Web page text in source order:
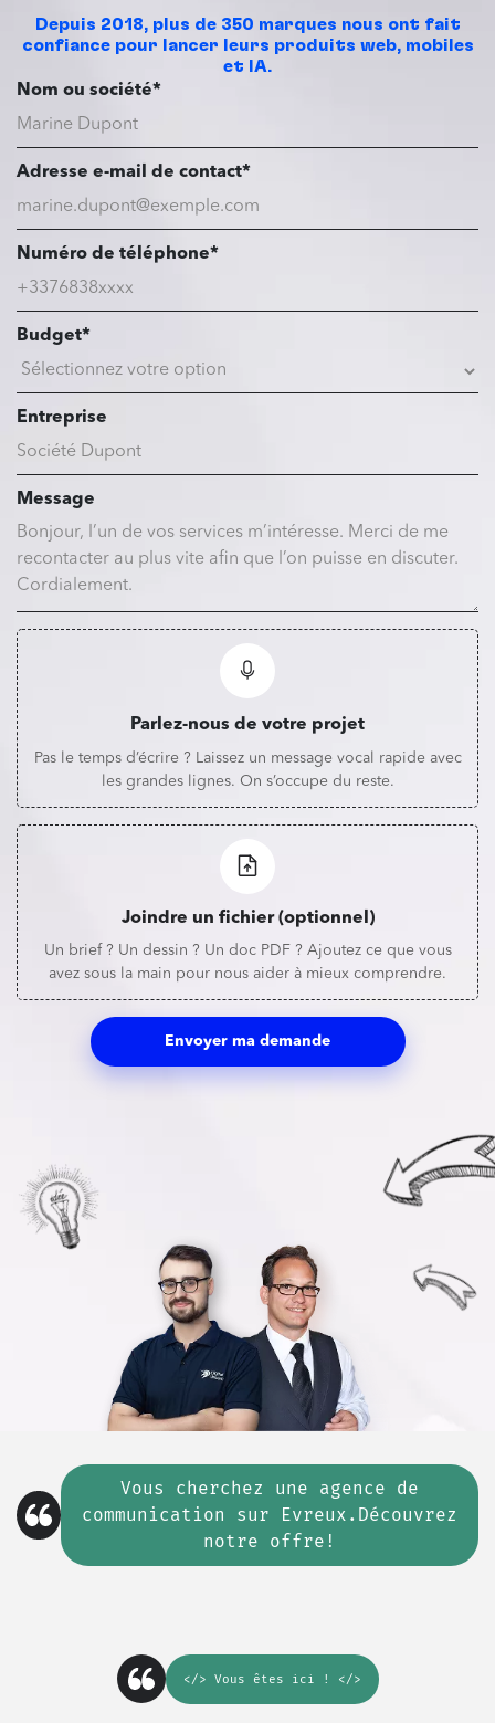
Depuis 2018, plus de 350 marques nous ont fait
confiance pour lancer leurs produits web, mobiles
et IA.
Nom ou société*
Adresse e-mail de contact*
Numéro de téléphone*
Budget*
Entreprise
Message
Parlez-nous de votre projet
Pas le temps d’écrire ? Laissez un message vocal rapide avec
les grandes lignes. On s’occupe du reste.
Joindre un fichier (optionnel)
Un brief ? Un dessin ? Un doc PDF ? Ajoutez ce que vous
avez sous la main pour nous aider à mieux comprendre.
Envoyer ma demande
Vous cherchez une agence de
communication sur Evreux.Découvrez
notre offre!
</> Vous êtes ici ! </>